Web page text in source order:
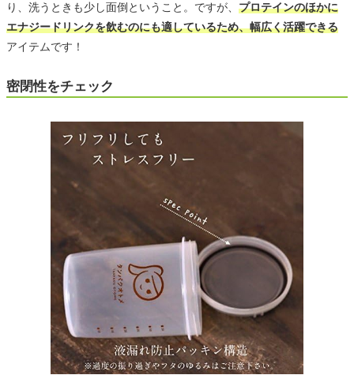
り、洗うときも少し面倒ということ。ですが、 プロテインのほかに
エナジードリンクを飲むのにも適しているため、幅広く活躍できる
アイテムです！
密閉性をチェック